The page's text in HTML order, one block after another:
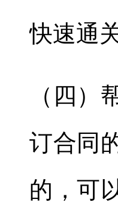
快速通
（四
订合同
的，可